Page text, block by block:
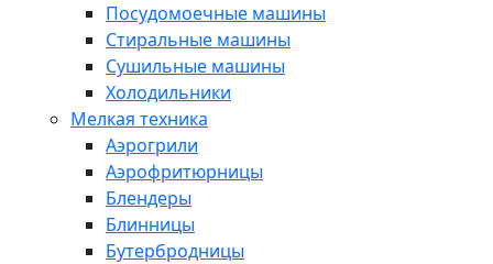
Посудомоечные машины
Стиральные машины
Сушильные машины
Холодильники
Мелкая техника
Аэрогрили
Аэрофритюрницы
Блендеры
Блинницы
Бутербродницы